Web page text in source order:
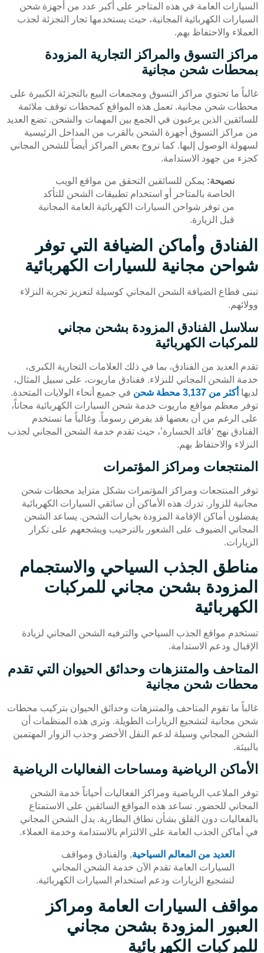
السيارات العامة في هذه المتاجر على أكبر عدد من أجهزة شحن
السيارات الكهربائية المجانية، حيث يستخدمها تجار التجزئة لجذب
العملاء والاحتفاظ بهم.
مراكز التسوق والمراكز التجارية المزودة
بمحطات شحن مجانية
غالباً ما تحتوي مراكز التسوق ومجمعات البيع بالتجزئة الكبيرة على
محطات شحن مجانية. تعمل هذه المواقع كمحطات توقف ملائمة
للسائقين الذين يرغبون في الجمع بين المهمات والشحن. تضع العديد
من مراكز التسوق أجهزة الشحن بالقرب من المداخل الرئيسية
لسهولة الوصول إليها. كما تروج بعض المراكز أيضاً للشحن المجاني
كجزء من جهود الاستدامة.
نصيحة: يمكن للسائقين التحقق من مواقع الويب
الخاصة بالمتاجر أو استخدام تطبيقات الشحن للتأكد
من توفر شواحن السيارات الكهربائية العامة المجانية
قبل الزيارة.
الفنادق وأماكن الضيافة التي توفر
شواحن مجانية للسيارات الكهربائية
تبنى قطاع الضيافة الشحن المجاني كوسيلة لتعزيز تجربة النزلاء
وولائهم.
سلاسل الفنادق المزودة بشحن مجاني
للمركبات الكهربائية
تقدم العديد من الفنادق، بما في ذلك العلامات التجارية الكبرى،
خدمة الشحن المجاني للنزلاء. ففنادق ماريوت، على سبيل المثال،
لديها أكثر من 3,137 محطة شحن
في جميع أنحاء الولايات المتحدة.
توفر معظم مواقع ماريوت خدمة شحن السيارات الكهربائية مجاناً،
على الرغم من أن بعضها قد يفرض رسوماً. وغالباً ما تستخدم
الفنادق نهج ‘قائد الخسارة’، حيث تقدم خدمة الشحن المجاني لجذب
النزلاء والاحتفاظ بهم.
المنتجعات ومراكز المؤتمرات
توفر المنتجعات ومراكز المؤتمرات بشكل متزايد محطات شحن
مجانية للزوار. تدرك هذه الأماكن أن سائقي السيارات الكهربائية
يفضلون أماكن الإقامة المزودة بخيارات الشحن. يساعد الشحن
المجاني الضيوف على الشعور بالترحيب ويشجعهم على تكرار
الزيارات.
مناطق الجذب السياحي والاستجمام
المزودة بشحن مجاني للمركبات
الكهربائية
تستخدم مواقع الجذب السياحي والترفيه الشحن المجاني لزيادة
الإقبال ودعم الاستدامة.
المتاحف والمتنزهات وحدائق الحيوان التي تقدم
محطات شحن مجانية
غالباً ما تقوم المتاحف والمتنزهات وحدائق الحيوان بتركيب محطات
شحن مجانية لتشجيع الزيارات الطويلة. وترى هذه المنظمات أن
الشحن المجاني وسيلة لدعم النقل الأخضر وجذب الزوار المهتمين
بالبيئة.
الأماكن الرياضية ومساحات الفعاليات الرياضية
توفر الملاعب الرياضية ومراكز الفعاليات أحياناً خدمة الشحن
المجاني للحضور. تساعد هذه المواقع السائقين على الاستمتاع
بالفعاليات دون القلق بشأن نطاق البطارية. يدل الشحن المجاني
في أماكن الجذب العامة على الالتزام بالاستدامة وخدمة العملاء.
العديد من المعالم السياحية, والفنادق ومواقف
السيارات العامة تقدم الآن خدمة الشحن المجاني
لتشجيع الزيارات ودعم استخدام السيارات الكهربائية.
مواقف السيارات العامة ومراكز
العبور المزودة بشحن مجاني
للمركبات الكهربائية